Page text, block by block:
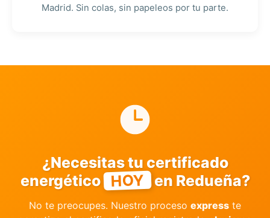
Madrid. Sin colas, sin papeleos por tu parte.
¿Necesitas tu certificado
energético HOY en Redueña?
No te preocupes. Nuestro proceso express te